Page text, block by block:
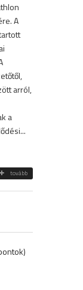
A
arról,
a
tovább